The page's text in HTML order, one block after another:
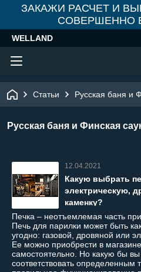
ЗАКАЖИ РАСЧЕТ И
СОВЕРШЕННО
WELLAND
Статьи Русская баня и
Русская баня и Финская
12.04.2021
Какую выбрать
электрическую,
каменку?
Печка – неотъемлемая часть
Печь для парилки может быть
угодно: газовой, дровяной или
Ее можно приобрести в
самостоятельно. Но какую бы
соответствовать определенным